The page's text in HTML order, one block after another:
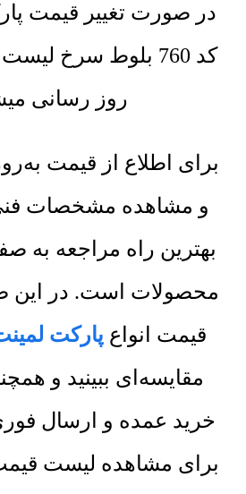
در صورت تغییر قیمت
کد 760 بلوط سرخ
روز رسانی
برای اطلاع از قیمت
و مشاهده مشخصات
بهترین راه مراجعه به
محصولات است. در این
قیمت انواع پارکت
مقایسه‌ای ببینید و
خرید عمده و ارسال
برای مشاهده لیست